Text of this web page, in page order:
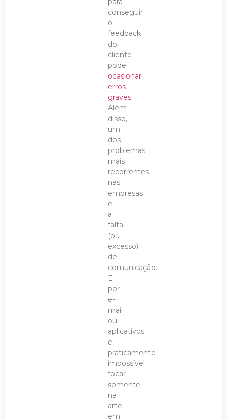
conseguir
o
feedback
do
cliente
pode
ocasionar
erros
graves.
Além
disso,
um
dos
problemas
mais
recorrentes
nas
empresas
é
a
falta
(ou
excesso)
de
comunicação.
E
por
e-
mail
ou
aplicativos
é
praticamente
impossível
focar
somente
na
arte
em